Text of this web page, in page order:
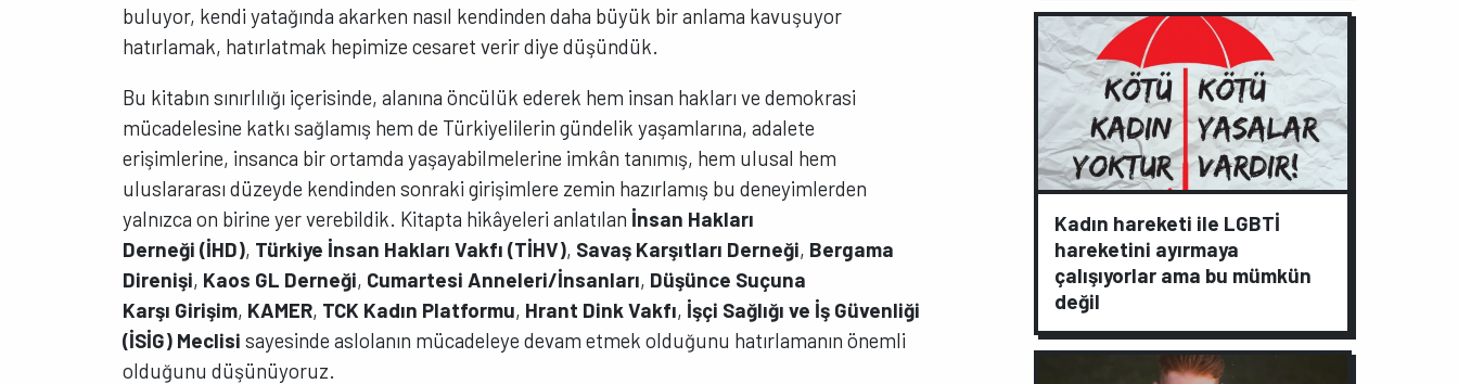
buluyor, kendi yatağında akarken nasıl kendinden daha büyük bir anlama kavuşuyor
hatırlamak, hatırlatmak hepimize cesaret verir diye düşündük.
Bu kitabın sınırlılığı içerisinde, alanına öncülük ederek hem insan hakları ve demokrasi
mücadelesine katkı sağlamış hem de Türkiyelilerin gündelik yaşamlarına, adalete
erişimlerine, insanca bir ortamda yaşayabilmelerine imkân tanımış, hem ulusal hem
uluslararası düzeyde kendinden sonraki girişimlere zemin hazırlamış bu deneyimlerden
yalnızca on birine yer verebildik. Kitapta hikâyeleri anlatılan İnsan Hakları
Derneği (İHD), Türkiye İnsan Hakları Vakfı (TİHV), Savaş Karşıtları Derneği, Bergama
Direnişi, Kaos GL Derneği, Cumartesi Anneleri/İnsanları, Düşünce Suçuna
Karşı Girişim, KAMER, TCK Kadın Platformu, Hrant Dink Vakfı, İşçi Sağlığı ve İş Güvenliği
(İSİG) Meclisisayesinde aslolanın mücadeleye devam etmek olduğunu hatırlamanın önemli
olduğunu düşünüyoruz.
Kadın hareketi ile LGBTİ
hareketini ayırmaya
çalışıyorlar ama bu mümkün
değil